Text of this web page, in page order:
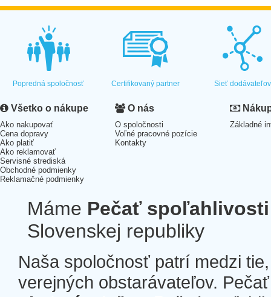
Popredná spoločnosť Certifikovaný partner Sieť dodávateľov
Všetko o nákupe
Ako nakupovať
Cena dopravy
Ako platiť
Ako reklamovať
Servisné strediská
Obchodné podmienky
Reklamačné podmienky
O nás
O spoločnosti
Voľné pracovné pozície
Kontakty
Základné
Máme Pečať spoľahlivosti
Slovenskej republiky
Naša spoločnosť patrí medzi
verejných obstarávateľov.